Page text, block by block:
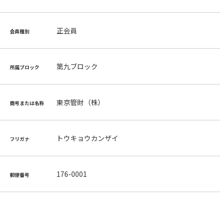
会員種別 正会員
所属ブロック 第九ブロック
商号または名称 東京管財（株）
フリガナ トウキョウカンザイ
郵便番号 176-0001